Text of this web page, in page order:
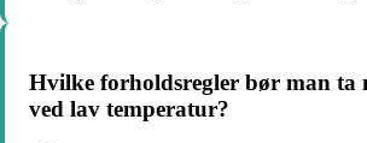
Hvilke forholdsregler bør man ta
ved lav temperatur?